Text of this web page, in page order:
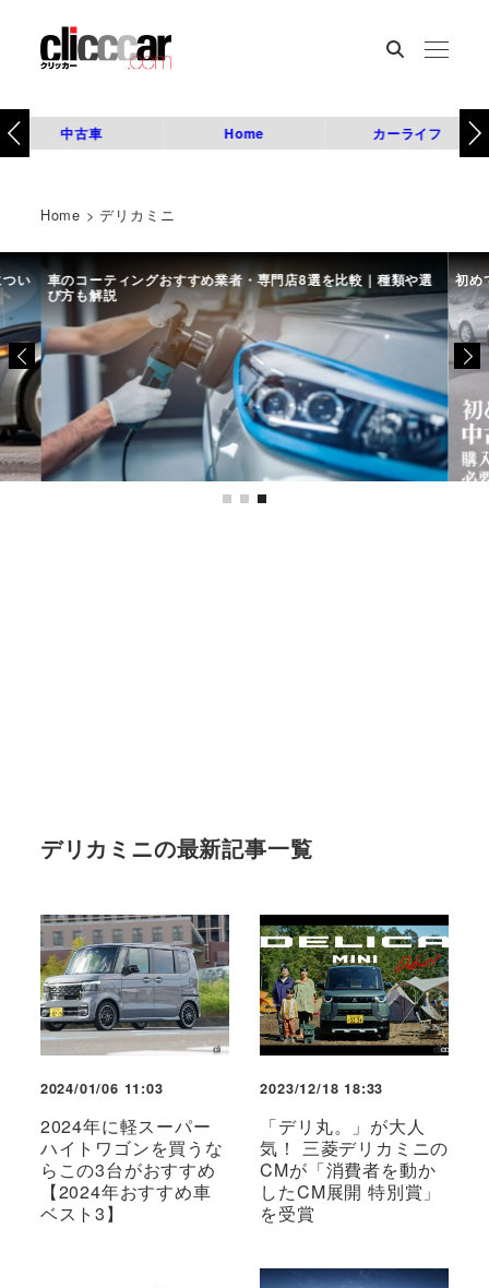
中古車 Home カーライフ
Home >デリカミニ
い 車のコーティングおすすめ業者・専門店8選を比較｜種類や選
び方も解説
初め
デリカミニの最新記事一覧
2024/01/06 11:03
2024年に軽スーパー
ハイトワゴンを買うな
らこの3台がおすすめ
【2024年おすすめ車
ベスト3】
2023/12/18 18:33
「デリ丸。」が大人
気！ 三菱デリカミニの
CMが「消費者を動か
したCM展開 特別賞」
を受賞